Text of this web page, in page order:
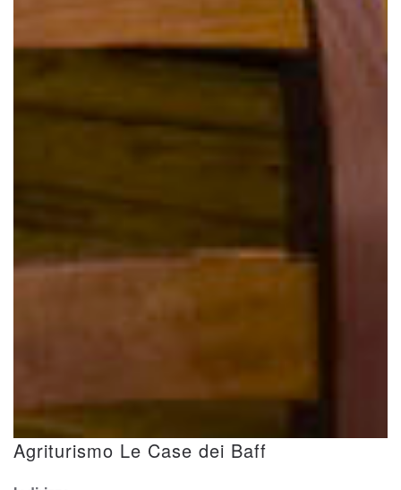
Agriturismo Le Case dei Baff